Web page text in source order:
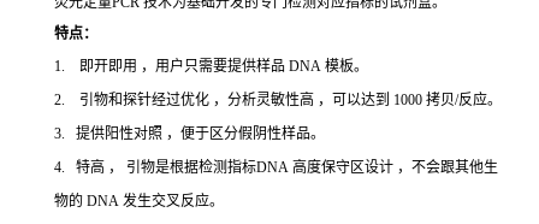
特点：
1. 即开即用 ，用户只需要提供样品 DNA 模板。
2. 引物和探针经过优化 ，分析灵敏性高 ，可以达到 1000 拷贝/反应。
3. 提供阳性对照 ，便于区分假阴性样品。
4. 特高 ， 引物是根据检测指标DNA 高度保守区设计 ，不会跟其他生
物的 DNA 发生交叉反应。